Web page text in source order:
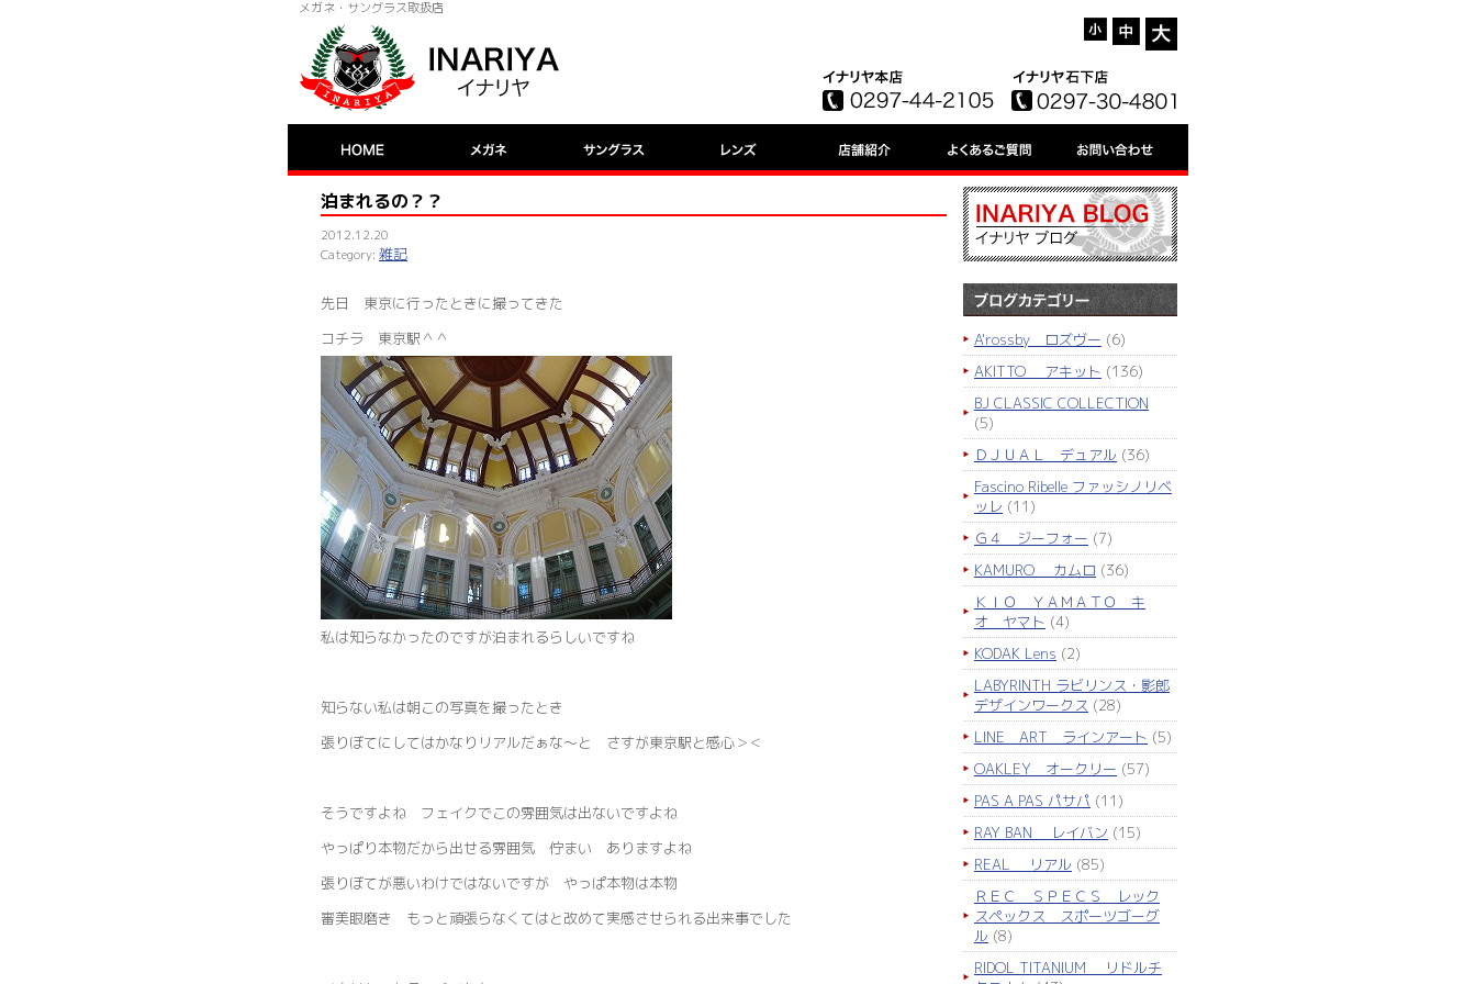
メガネ・サングラス取扱店
泊まれるの？？
2012.12.20
雑記
先日 東京に行ったときに撮ってきた
コチラ 東京駅＾＾
私は知らなかったのですが泊まれるらしいですね
知らない私は朝この写真を撮ったとき
張りぼてにしてはかなりリアルだぁな～と さすが東京駅と感心＞＜
そうですよね フェイクでこの雰囲気は出ないですよね
やっぱり本物だから出せる雰囲気 佇まい ありますよね
張りぼてが悪いわけではないですが やっぱ本物は本物
審美眼磨き もっと頑張らなくてはと改めて実感させられる出来事でした
A'rossby ロズヴー (6)
AKITTO アキット (136)
BJ CLASSIC COLLECTION
(5)
ＤＪＵＡＬ デュアル (36)
Fascino Ribelle ファッシノリベ
ッレ (11)
Ｇ４ ジーフォー (7)
KAMURO カムロ (36)
ＫＩＯ ＹＡＭＡＴＯ キ
オ ヤマト (4)
KODAK Lens (2)
LABYRINTH ラビリンス・影郎
デザインワークス (28)
LINE ART ラインアート (5)
OAKLEY オークリー (57)
PAS A PAS パサパ (11)
RAY BAN レイバン (15)
REAL リアル (85)
ＲＥＣ ＳＰＥＣＳ レック
スペックス スポーツゴーグ
ル (8)
RIDOL TITANIUM リドルチ